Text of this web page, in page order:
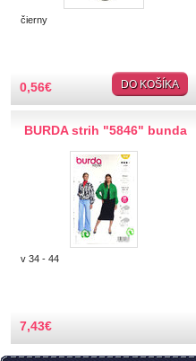
Ihly a špendlíky
Nášivky a Nažehlovačky
čierny
0,56€ DO KOŠÍKA
BURDA strih "5846" bunda
v 34 - 44
7,43€